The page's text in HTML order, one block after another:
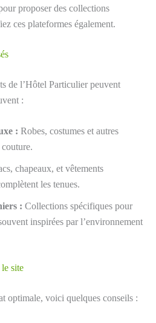
proposer des collections
ces plateformes également.
de l’Hôtel Particulier peuvent
:
: Robes, costumes et autres
chapeaux, et vêtements
les tenues.
: Collections spécifiques pour
inspirées par l’environnement
site
optimale, voici quelques conseils :